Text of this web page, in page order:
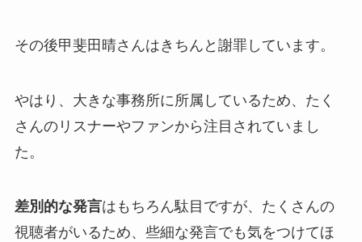
その後甲斐田晴さんはきちんと 謝罪しています。
やはり、大きな事務所に所属しているため、たく
さんのリスナーやファンから注目されていまし
た。
差別的な発言はもちろん駄目ですが、たくさんの
視聴者がいるため、 些細な発言でも気をつけてほ